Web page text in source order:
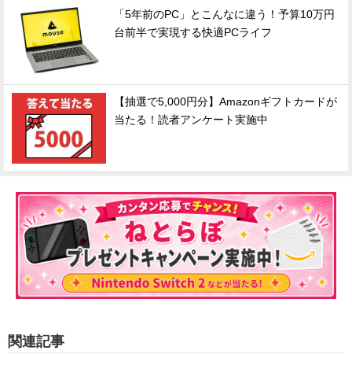
「5年前のPC」とこんなに違う！予算10万円
台前半で実現する快適PCライフ
【抽選で5,000円分】Amazonギフトカードが
当たる！読者アンケート実施中
関連記事